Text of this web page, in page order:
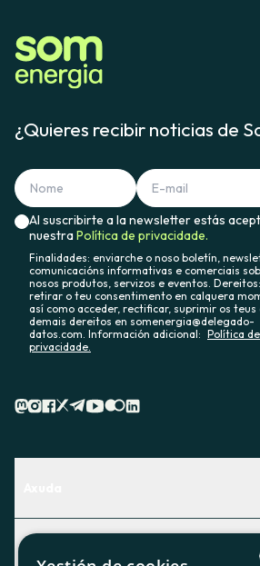
¿Quieres recibir noticias de
Al suscribirte a la newsletter estás
nuestraPolítica de privacidade.
Finalidades: enviarche o noso boletín,
comunicacións informativas e comerciais
nosos produtos, servizos e eventos.
retirar o teu consentimento en calquera
así como acceder, rectificar, suprimir os teus
demais dereitos en somenergia@delegado-
datos.com. Información adicional: Política de
privacidade.
Descubre qué servicio te encaja